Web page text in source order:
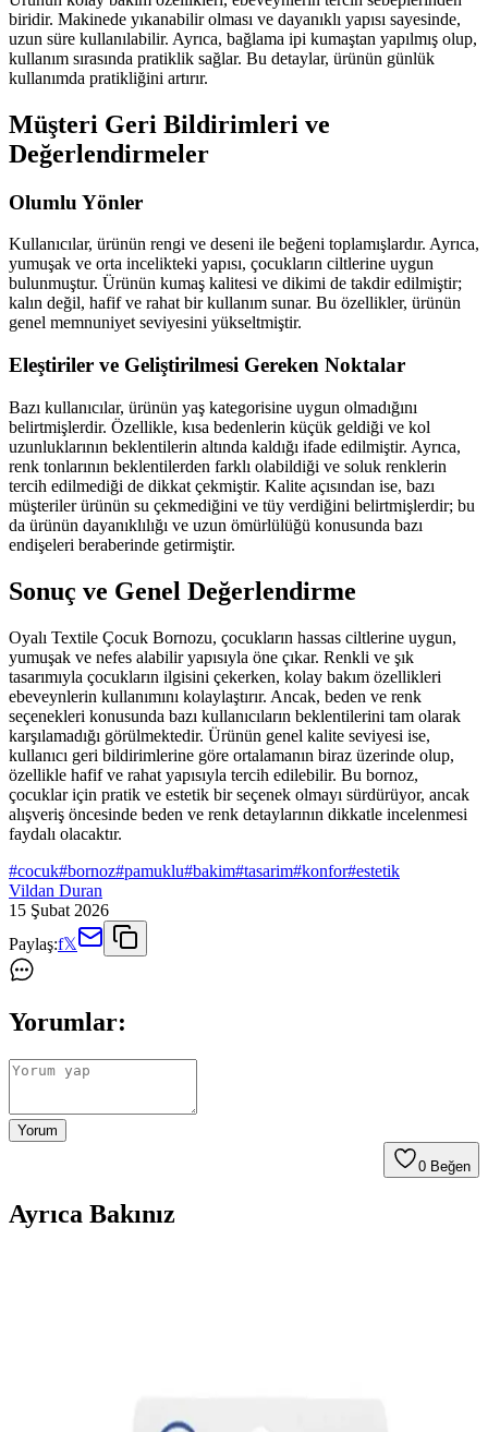
biridir. Makinede yıkanabilir olması ve dayanıklı yapısı sayesinde,
uzun süre kullanılabilir. Ayrıca, bağlama ipi kumaştan yapılmış olup,
kullanım sırasında pratiklik sağlar. Bu detaylar, ürünün günlük
kullanımda pratikliğini artırır.
Müşteri Geri Bildirimleri ve
Değerlendirmeler
Olumlu Yönler
Kullanıcılar, ürünün rengi ve deseni ile beğeni toplamışlardır. Ayrıca,
yumuşak ve orta incelikteki yapısı, çocukların ciltlerine uygun
bulunmuştur. Ürünün kumaş kalitesi ve dikimi de takdir edilmiştir;
kalın değil, hafif ve rahat bir kullanım sunar. Bu özellikler, ürünün
genel memnuniyet seviyesini yükseltmiştir.
Eleştiriler ve Geliştirilmesi Gereken Noktalar
Bazı kullanıcılar, ürünün yaş kategorisine uygun olmadığını
belirtmişlerdir. Özellikle, kısa bedenlerin küçük geldiği ve kol
uzunluklarının beklentilerin altında kaldığı ifade edilmiştir. Ayrıca,
renk tonlarının beklentilerden farklı olabildiği ve soluk renklerin
tercih edilmediği de dikkat çekmiştir. Kalite açısından ise, bazı
müşteriler ürünün su çekmediğini ve tüy verdiğini belirtmişlerdir; bu
da ürünün dayanıklılığı ve uzun ömürlülüğü konusunda bazı
endişeleri beraberinde getirmiştir.
Sonuç ve Genel Değerlendirme
Oyalı Textile Çocuk Bornozu, çocukların hassas ciltlerine uygun,
yumuşak ve nefes alabilir yapısıyla öne çıkar. Renkli ve şık
tasarımıyla çocukların ilgisini çekerken, kolay bakım özellikleri
ebeveynlerin kullanımını kolaylaştırır. Ancak, beden ve renk
seçenekleri konusunda bazı kullanıcıların beklentilerini tam olarak
karşılamadığı görülmektedir. Ürünün genel kalite seviyesi ise,
kullanıcı geri bildirimlerine göre ortalamanın biraz üzerinde olup,
özellikle hafif ve rahat yapısıyla tercih edilebilir. Bu bornoz,
çocuklar için pratik ve estetik bir seçenek olmayı sürdürüyor, ancak
alışveriş öncesinde beden ve renk detaylarının dikkatle incelenmesi
faydalı olacaktır.
#cocuk#bornoz#pamuklu#bakim#tasarim#konfor#estetik
Vildan Duran
15 Şubat 2026
Paylaş:f𝕏
Yorumlar:
Yorum
0 Beğen
Ayrıca Bakınız